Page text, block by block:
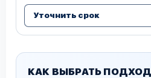
Уточнить срок
КАК ВЫБРАТЬ